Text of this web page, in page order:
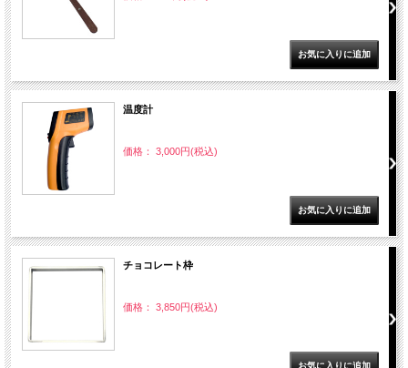
温度計
価格： 3,000円(税込)
チョコレート枠
価格： 3,850円(税込)